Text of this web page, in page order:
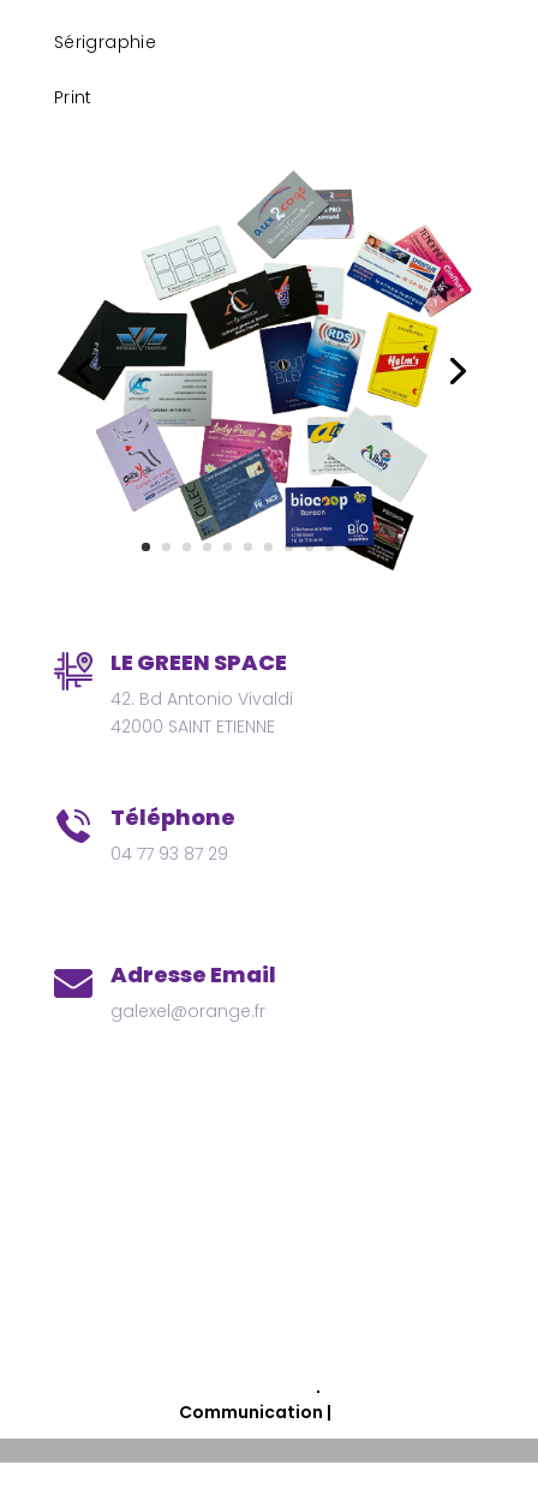
Sérigraphie
Print
LE GREEN SPACE
42. Bd Antonio Vivaldi
42000 SAINT ETIENNE
Téléphone
04 77 93 87 29
Adresse Email
galexel@orange.fr
Création site internet | Galexel
Communication |